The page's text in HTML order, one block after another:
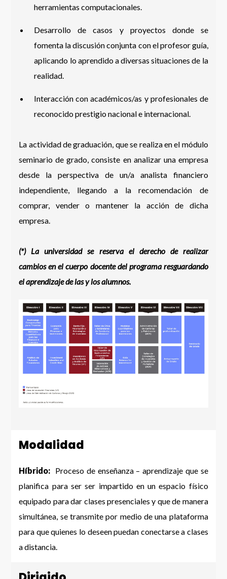
herramientas computacionales.
Desarrollo de casos y proyectos donde se
fomenta la discusión conjunta con el profesor guía,
aplicando lo aprendido a diversas situaciones de la
realidad.
Interacción con académicos/as y profesionales de
reconocido prestigio nacional e internacional.
La actividad de graduación, que se realiza en el módulo
seminario de grado, consiste en analizar una empresa
desde la perspectiva de un/a analista financiero
independiente, llegando a la recomendación de
comprar, vender o mantener la acción de dicha
empresa.
(*) La universidad se reserva el derecho de realizar
cambios en el cuerpo docente del programa resguardando
el aprendizaje de las y los alumnos.
Modalidad
Híbrido: Proceso de enseñanza – aprendizaje que se
planifica para ser ser impartido en un espacio físico
equipado para dar clases presenciales y que de manera
simultánea, se transmite por medio de una plataforma
para que quienes lo deseen puedan conectarse a clases
a distancia.